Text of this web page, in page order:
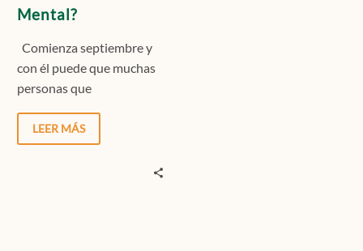
Mental?
Comienza septiembre y
con él puede que muchas
personas que
desarrollaban su trabajo
desde casa, hayan tenido
LEER MÁS